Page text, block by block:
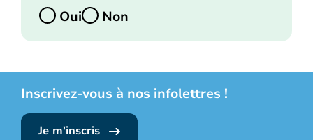
Oui
Non
Inscrivez-vous à nos infolettres !
Je m'inscris